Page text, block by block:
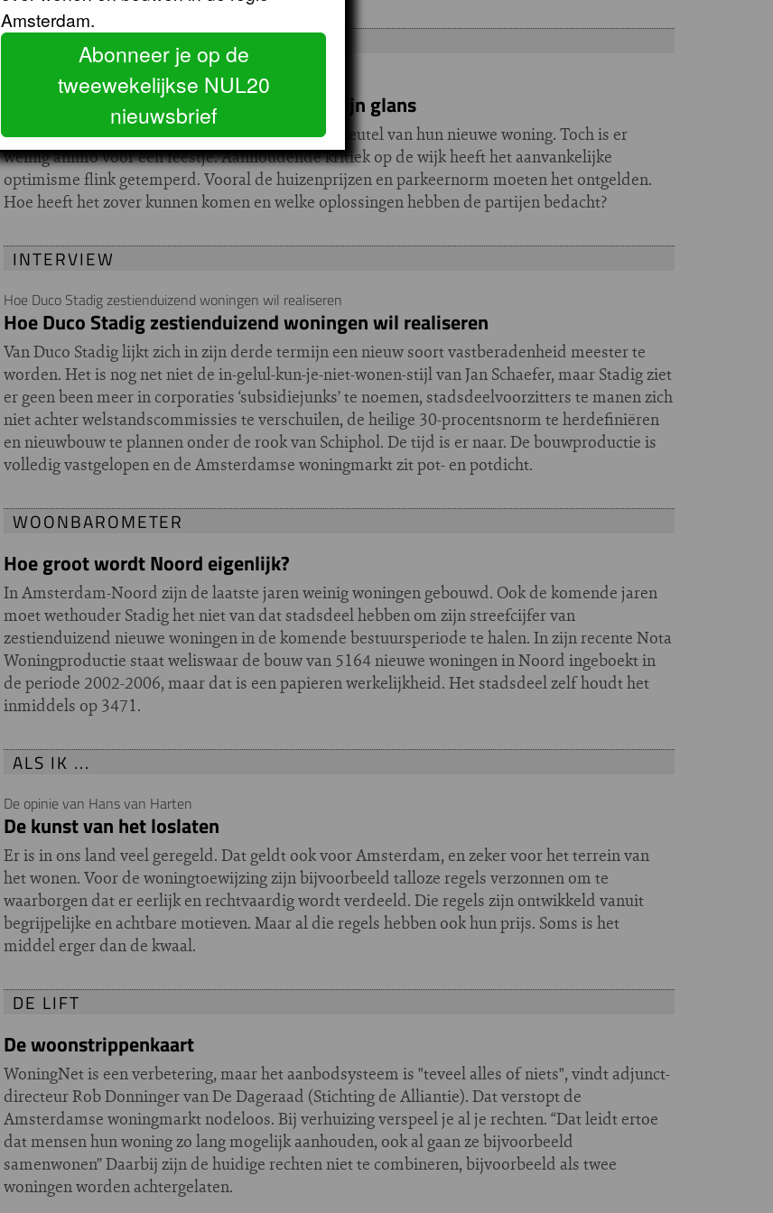
VIERDE VERDIEPING
Zorgen om IJburg
Amsterdamse nieuwbouwwijk verliest zijn glans
Op 21 november krijgen de eerste IJburgers de sleutel van hun nieuwe woning. Toch is er
weinig animo voor een feestje. Aanhoudende kritiek op de wijk heeft het aanvankelijke
optimisme flink getemperd. Vooral de huizenprijzen en parkeernorm moeten het ontgelden.
Hoe heeft het zover kunnen komen en welke oplossingen hebben de partijen bedacht?
INTERVIEW
Hoe Duco Stadig zestienduizend woningen wil realiseren
Hoe Duco Stadig zestienduizend woningen wil realiseren
Van Duco Stadig lijkt zich in zijn derde termijn een nieuw soort vastberadenheid meester te
worden. Het is nog net niet de in-gelul-kun-je-niet-wonen-stijl van Jan Schaefer, maar Stadig ziet
er geen been meer in corporaties ‘subsidiejunks’ te noemen, stadsdeelvoorzitters te manen zich
niet achter welstandscommissies te verschuilen, de heilige 30-procentsnorm te herdefiniëren
en nieuwbouw te plannen onder de rook van Schiphol. De tijd is er naar. De bouwproductie is
volledig vastgelopen en de Amsterdamse woningmarkt zit pot- en potdicht.
WOONBAROMETER
Hoe groot wordt Noord eigenlijk?
In Amsterdam-Noord zijn de laatste jaren weinig woningen gebouwd. Ook de komende jaren
moet wethouder Stadig het niet van dat stadsdeel hebben om zijn streefcijfer van
zestienduizend nieuwe woningen in de komende bestuursperiode te halen. In zijn recente Nota
Woningproductie staat weliswaar de bouw van 5164 nieuwe woningen in Noord ingeboekt in
de periode 2002-2006, maar dat is een papieren werkelijkheid. Het stadsdeel zelf houdt het
inmiddels op 3471.
ALS IK ...
De opinie van Hans van Harten
De kunst van het loslaten
Er is in ons land veel geregeld. Dat geldt ook voor Amsterdam, en zeker voor het terrein van
het wonen. Voor de woningtoewijzing zijn bijvoorbeeld talloze regels verzonnen om te
waarborgen dat er eerlijk en rechtvaardig wordt verdeeld. Die regels zijn ontwikkeld vanuit
begrijpelijke en achtbare motieven. Maar al die regels hebben ook hun prijs. Soms is het
middel erger dan de kwaal.
DE LIFT
De woonstrippenkaart
WoningNet is een verbetering, maar het aanbodsysteem is "teveel alles of niets", vindt adjunct-
directeur Rob Donninger van De Dageraad (Stichting de Alliantie). Dat verstopt de
Amsterdamse woningmarkt nodeloos. Bij verhuizing verspeel je al je rechten. “Dat leidt ertoe
dat mensen hun woning zo lang mogelijk aanhouden, ook al gaan ze bijvoorbeeld
samenwonen” Daarbij zijn de huidige rechten niet te combineren, bijvoorbeeld als twee
woningen worden achtergelaten.
Amsterdam.
Abonneer je op de
tweewekelijkse NUL20
nieuwsbrief